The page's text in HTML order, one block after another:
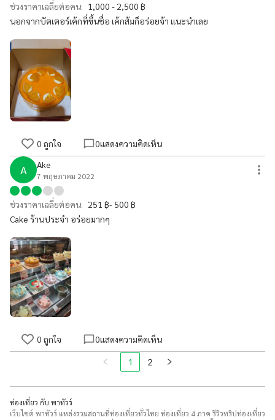
ช่วงราคาเฉลี่ยต่อคน: 1,000 - 2,500 ฿
นอกจากบัตเตอร์เค้กที่ขึ้นชื่อ เค้กส้มก็อร่อยจ้า แนะนำเลย
0 ถูกใจ 0แสดงความคิดเห็น
A Ake
7 พฤษภาคม 2022
ช่วงราคาเฉลี่ยต่อคน: 251 ฿- 500 ฿
Cake ร้านประจำ อร่อยมากๆ
0 ถูกใจ 0แสดงความคิดเห็น
1 2
ท่องเที่ยว กับ พาทัวร์
เว็บไซต์ พาทัวร์ แหล่งรวมสถานที่ท่องเที่ยวทั่วไทย ท่องเที่ยว 4 ภาค รีวิวทริปท่องเที่ยว